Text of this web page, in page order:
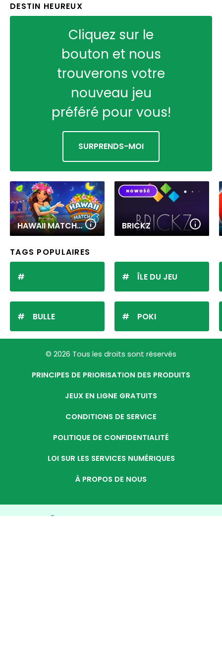
DESTIN HEUREUX
Cliquez sur le
bouton et nous
trouverons votre
nouveau jeu
préféré pour vous!
SURPRENDS-MOI
HAWAII MATCH 6 BRICKZ
TAGS POPULAIRES
BULLE
ÎLE DU JEU
POKI
© 2026 Tous les droits sont réservés
PRINCIPES DE PRIORISATION DES PRODUITS
JEUX EN LIGNE GRATUITS
CONDITIONS DE SERVICE
POLITIQUE DE CONFIDENTIALITÉ
LOI SUR LES SERVICES NUMÉRIQUES
À PROPOS DE NOUS